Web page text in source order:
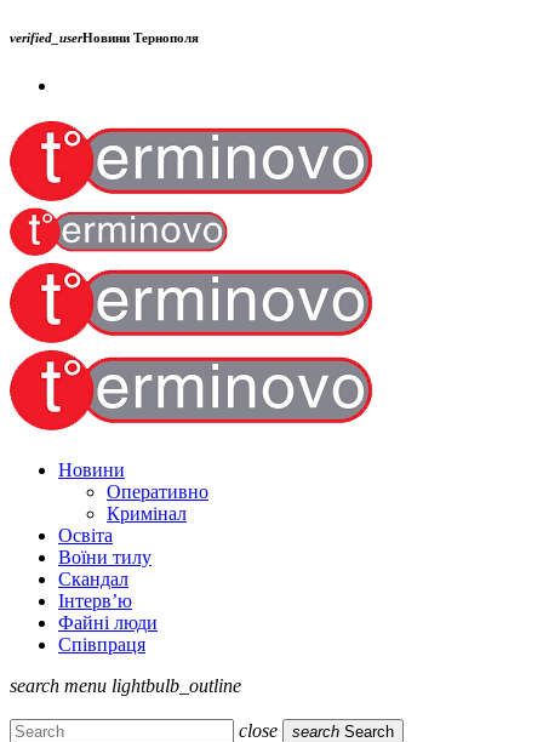
verified_userНовини Тернополя
Новини
Оперативно
Кримінал
Освіта
Воїни тилу
Скандал
Інтерв’ю
Файні люди
Співпраця
search menu lightbulb_outline
close search Search